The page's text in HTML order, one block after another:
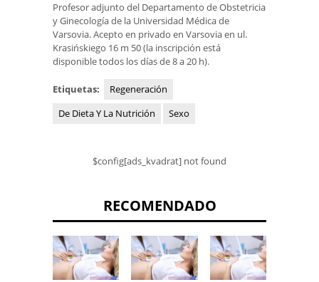
Profesor adjunto del Departamento de Obstetricia
y Ginecología de la Universidad Médica de
Varsovia. Acepto en privado en Varsovia en ul.
Krasińskiego 16 m 50 (la inscripción está
disponible todos los días de 8 a 20 h).
Etiquetas:
Regeneración
De Dieta Y La Nutrición
Sexo
$config[ads_kvadrat] not found
RECOMENDADO